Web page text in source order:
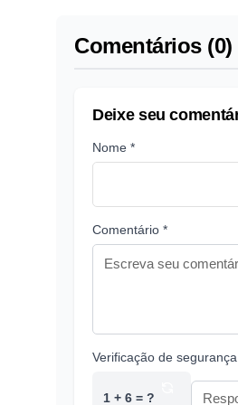
Comentários (0)
Deixe seu
Nome *
Comentário *
Verificação de
1 + 6 = ?